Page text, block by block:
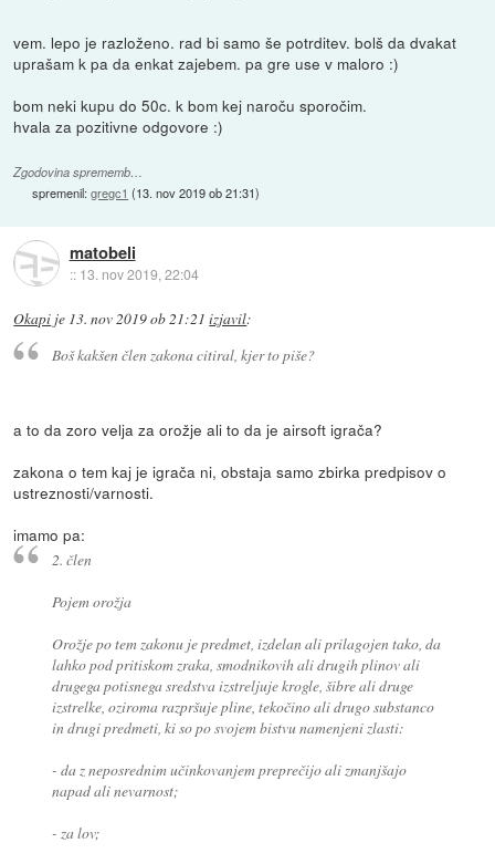
vem. lepo je razloženo. rad bi samo še potrditev. bolš da dvakat
uprašam k pa da enkat zajebem. pa gre use v maloro :)
bom neki kupu do 50c. k bom kej naroču sporočim.
hvala za pozitivne odgovore :)
Zgodovina sprememb…
spremenil:gregc1 (13. nov 2019 ob 21:31)
matobeli
:: 13. nov 2019, 22:04
Okapi je 13. nov 2019 ob 21:21 izjavil:
Boš kakšen člen zakona citiral, kjer to piše?
a to da zoro velja za orožje ali to da je airsoft igrača?
zakona o tem kaj je igrača ni, obstaja samo zbirka predpisov o
ustreznosti/varnosti.
imamo pa:
2. člen
Pojem orožja
Orožje po tem zakonu je predmet, izdelan ali prilagojen tako, da
lahko pod pritiskom zraka, smodnikovih ali drugih plinov ali
drugega potisnega sredstva izstreljuje krogle, šibre ali druge
izstrelke, oziroma razpršuje pline, tekočino ali drugo substanco
in drugi predmeti, ki so po svojem bistvu namenjeni zlasti:
- da z neposrednim učinkovanjem preprečijo ali zmanjšajo
napad ali nevarnost;
- za lov;